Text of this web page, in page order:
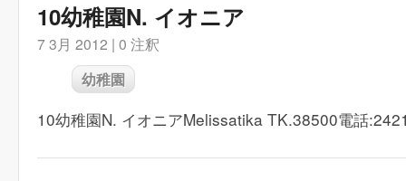
10幼稚園N. イオニア
7 3月 2012 | 0 注釈
幼稚園
10幼稚園N. イオニアMelissatika TK.38500電話